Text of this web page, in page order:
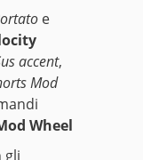
e
accent,
Mod
Wheel
gli